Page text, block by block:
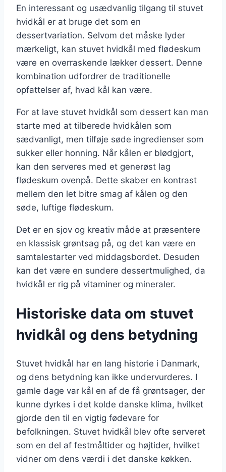
En interessant og usædvanlig tilgang til stuvet
hvidkål er at bruge det som en
dessertvariation. Selvom det måske lyder
mærkeligt, kan stuvet hvidkål med flødeskum
være en overraskende lækker dessert. Denne
kombination udfordrer de traditionelle
opfattelser af, hvad kål kan være.
For at lave stuvet hvidkål som dessert kan man
starte med at tilberede hvidkålen som
sædvanligt, men tilføje søde ingredienser som
sukker eller honning. Når kålen er blødgjort,
kan den serveres med et generøst lag
flødeskum ovenpå. Dette skaber en kontrast
mellem den let bitre smag af kålen og den
søde, luftige flødeskum.
Det er en sjov og kreativ måde at præsentere
en klassisk grøntsag på, og det kan være en
samtalestarter ved middagsbordet. Desuden
kan det være en sundere dessertmulighed, da
hvidkål er rig på vitaminer og mineraler.
Historiske data om stuvet
hvidkål og dens betydning
Stuvet hvidkål har en lang historie i Danmark,
og dens betydning kan ikke undervurderes. I
gamle dage var kål en af de få grøntsager, der
kunne dyrkes i det kolde danske klima, hvilket
gjorde den til en vigtig fødevare for
befolkningen. Stuvet hvidkål blev ofte serveret
som en del af festmåltider og højtider, hvilket
vidner om dens værdi i det danske køkken.